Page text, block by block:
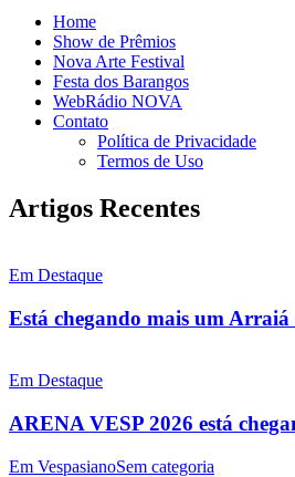
Home
Show de Prêmios
Nova Arte Festival
Festa dos Barangos
WebRádio NOVA
Contato
Política de Privacidade
Termos de Uso
Artigos Recentes
Em Destaque
Está chegando mais um
Em Destaque
ARENA VESP 2026 está
Em VespasianoSem categoria